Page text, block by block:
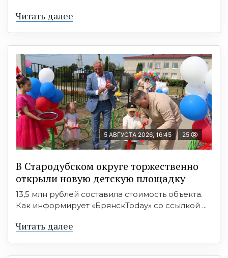
Читать далее
5 АВГУСТА 2026, 16:45 25
В Стародубском округе торжественно
открыли новую детскую площадку
13,5 млн рублей составила стоимость объекта.
Как информирует «БрянскToday» со ссылкой ...
Читать далее